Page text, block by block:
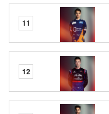
11
12